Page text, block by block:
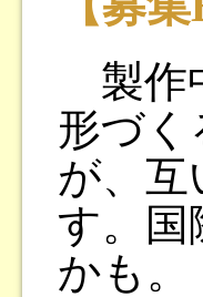
製作
形づく
が、互
す。国
かも。